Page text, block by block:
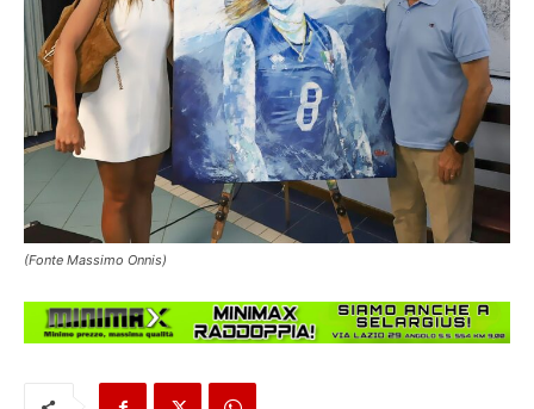
(Fonte Massimo Onnis)